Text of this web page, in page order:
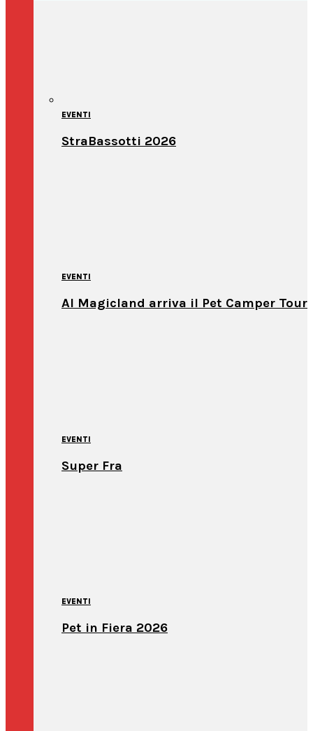
EVENTI
StraBassotti 2026
EVENTI
Al Magicland arriva il Pet Camper Tour
EVENTI
Super Fra
EVENTI
Pet in Fiera 2026